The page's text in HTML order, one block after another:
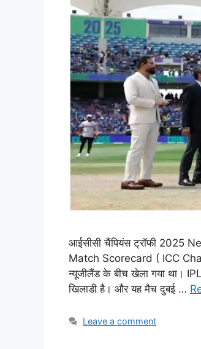
आईसीसी चैंपियंस ट्रॉफी
Match Scorecard ( ICC
न्यूजीलैंड के बीच खेला गया था।
खिलाडी है। और यह मैच दुबई …
Leave a comment